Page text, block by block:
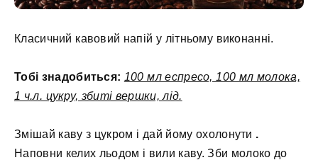
Класичний кавовий напій у літньому виконанні.
Тобі знадобиться: 100 мл еспресо, 100 мл молока,
1 ч.л. цукру, збиті вершки, лід.
Змішай каву з цукром і дай йому охолонути .
Наповни келих льодом і вили каву. Зби молоко до